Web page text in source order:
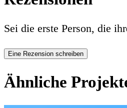
Sei die erste Person, die
Eine Rezension schreiben
Ähnliche